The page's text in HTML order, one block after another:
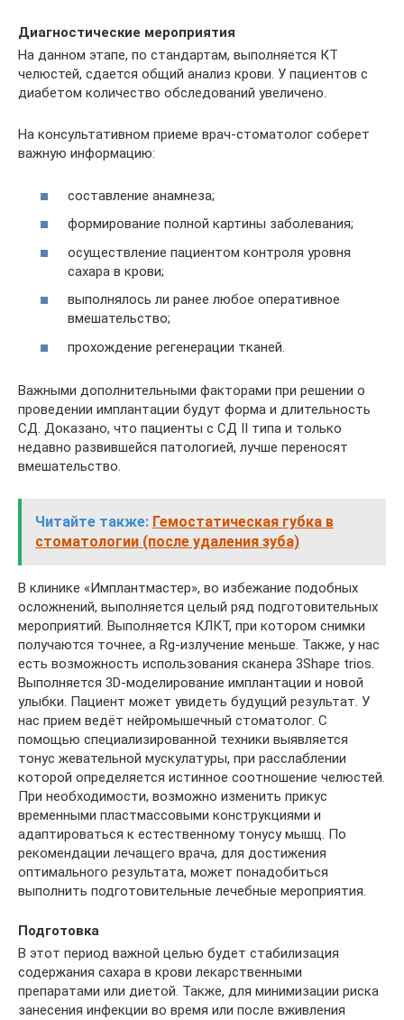
Диагностические мероприятия
На данном этапе, по стандартам, выполняется КТ
челюстей, сдается общий анализ крови. У пациентов с
диабетом количество обследований увеличено.
На консультативном приеме врач-стоматолог соберет
важную информацию:
составление анамнеза;
формирование полной картины заболевания;
осуществление пациентом контроля уровня
сахара в крови;
выполнялось ли ранее любое оперативное
вмешательство;
прохождение регенерации тканей.
Важными дополнительными факторами при решении о
проведении имплантации будут форма и длительность
СД. Доказано, что пациенты с СД II типа и только
недавно развившейся патологией, лучше переносят
вмешательство.
Читайте также: Гемостатическая губка в
стоматологии (после удаления зуба)
В клинике «Имплантмастер», во избежание подобных
осложнений, выполняется целый ряд подготовительных
мероприятий. Выполняется КЛКТ, при котором снимки
получаются точнее, а Rg-излучение меньше. Также, у нас
есть возможность использования сканера 3Shape trios.
Выполняется 3D-моделирование имплантации и новой
улыбки. Пациент может увидеть будущий результат. У
нас прием ведёт нейромышечный стоматолог. С
помощью специализированной техники выявляется
тонус жевательной мускулатуры, при расслаблении
которой определяется истинное соотношение челюстей.
При необходимости, возможно изменить прикус
временными пластмассовыми конструкциями и
адаптироваться к естественному тонусу мышц. По
рекомендации лечащего врача, для достижения
оптимального результата, может понадобиться
выполнить подготовительные лечебные мероприятия.
Подготовка
В этот период важной целью будет стабилизация
содержания сахара в крови лекарственными
препаратами или диетой. Также, для минимизации риска
занесения инфекции во время или после вживления